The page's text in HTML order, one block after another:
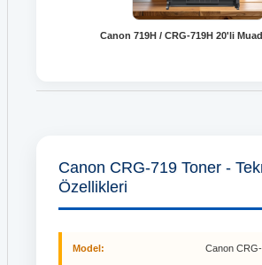
Canon 719H / CRG-719H 20'li
Canon CRG-719 Toner -
Özellikleri
Model: Canon